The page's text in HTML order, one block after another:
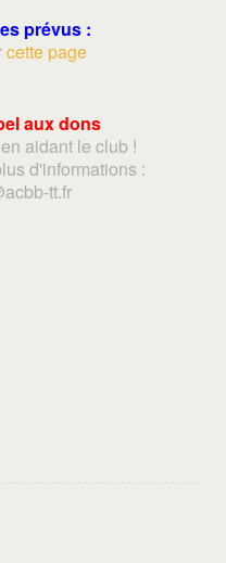
prévus :
cette page
aux dons
aidant le club !
d'informations :
tt.fr